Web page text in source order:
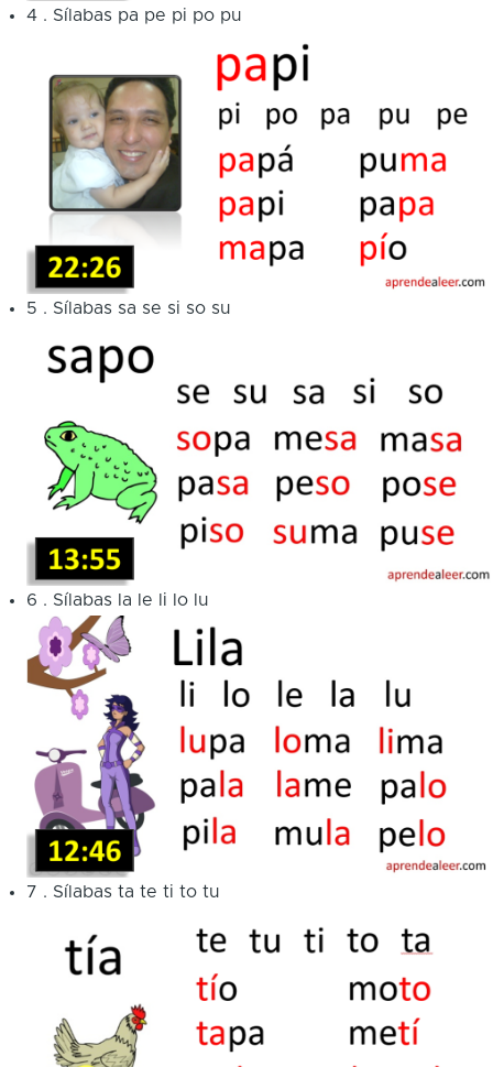
4 . Sílabas pa pe pi po pu
5 . Sílabas sa se si so su
6 . Sílabas la le li lo lu
7 . Sílabas ta te ti to tu